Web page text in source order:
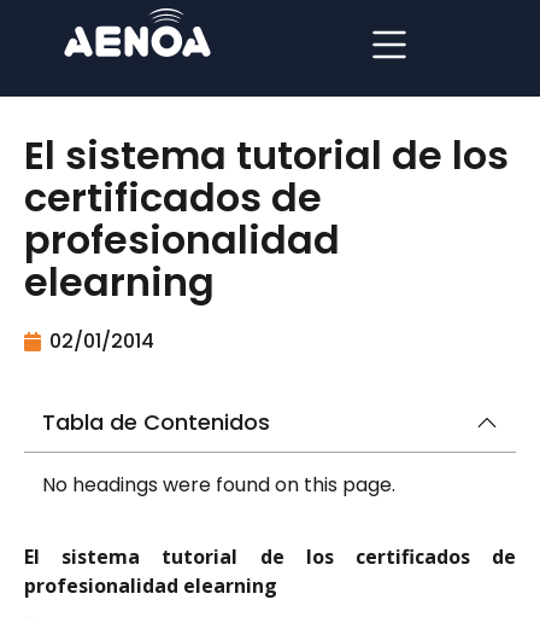
El sistema tutorial de los
certificados de
profesionalidad
elearning
02/01/2014
Tabla de Contenidos
No headings were found on this page.
El sistema tutorial de los certificados de
profesionalidad elearning